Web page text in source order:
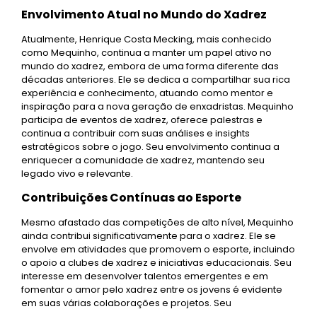
Envolvimento Atual no Mundo do Xadrez
Atualmente, Henrique Costa Mecking, mais conhecido
como Mequinho, continua a manter um papel ativo no
mundo do xadrez, embora de uma forma diferente das
décadas anteriores. Ele se dedica a compartilhar sua rica
experiência e conhecimento, atuando como mentor e
inspiração para a nova geração de enxadristas. Mequinho
participa de eventos de xadrez, oferece palestras e
continua a contribuir com suas análises e insights
estratégicos sobre o jogo. Seu envolvimento continua a
enriquecer a comunidade de xadrez, mantendo seu
legado vivo e relevante.
Contribuições Contínuas ao Esporte
Mesmo afastado das competições de alto nível, Mequinho
ainda contribui significativamente para o xadrez. Ele se
envolve em atividades que promovem o esporte, incluindo
o apoio a clubes de xadrez e iniciativas educacionais. Seu
interesse em desenvolver talentos emergentes e em
fomentar o amor pelo xadrez entre os jovens é evidente
em suas várias colaborações e projetos. Seu